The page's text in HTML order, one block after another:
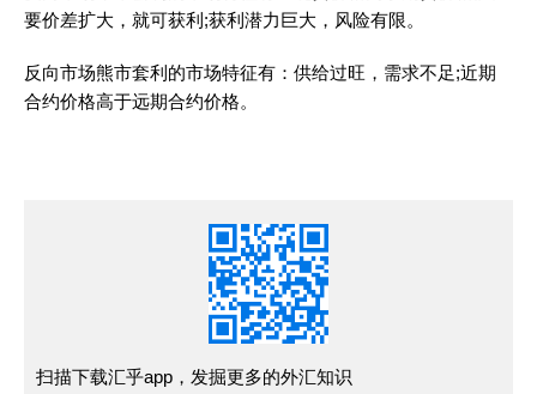
要价差扩大，就可获利;获利潜力巨大，风险有限。
反向市场熊市套利的市场特征有：供给过旺，需求不足;近期
合约价格高于远期合约价格。
扫描下载汇乎app，发掘更多的外汇知识